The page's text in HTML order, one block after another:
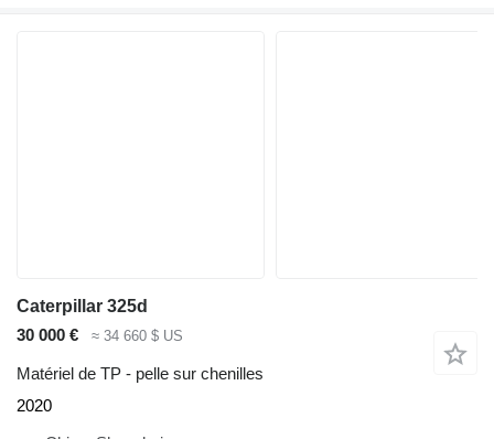
Caterpillar 325d
30 000 €
≈ 34 660 $ US
Matériel de TP - pelle sur chenilles
2020